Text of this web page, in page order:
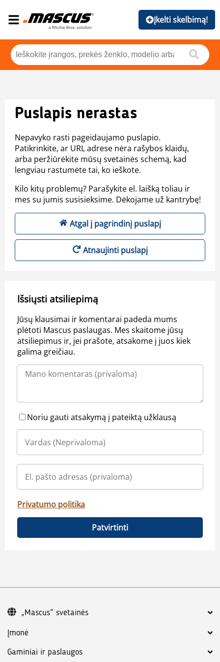
Įkelti skelbimą!
Puslapis nerastas
Nepavyko rasti pageidaujamo puslapio.
Patikrinkite, ar URL adrese nėra rašybos klaidų,
arba peržiūrėkite mūsų svetainės schemą, kad
lengviau rastumėte tai, ko ieškote.
Kilo kitų problemų? Parašykite el. laišką toliau ir
mes su jumis susisieksime. Dėkojame už kantrybę!
Atgal į pagrindinį puslapį
Atnaujinti puslapį
Išsiųsti atsiliepimą
Jūsų klausimai ir komentarai padeda mums
plėtoti Mascus paslaugas. Mes skaitome jūsų
atsiliepimus ir, jei prašote, atsakome į juos kiek
galima greičiau.
Noriu gauti atsakymą į pateiktą užklausą
Privatumo politika
Patvirtinti
Įmonė
Gaminiai ir paslaugos
„Mascus“ svetainės